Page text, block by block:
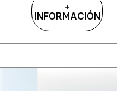
+
INFORMACIÓN